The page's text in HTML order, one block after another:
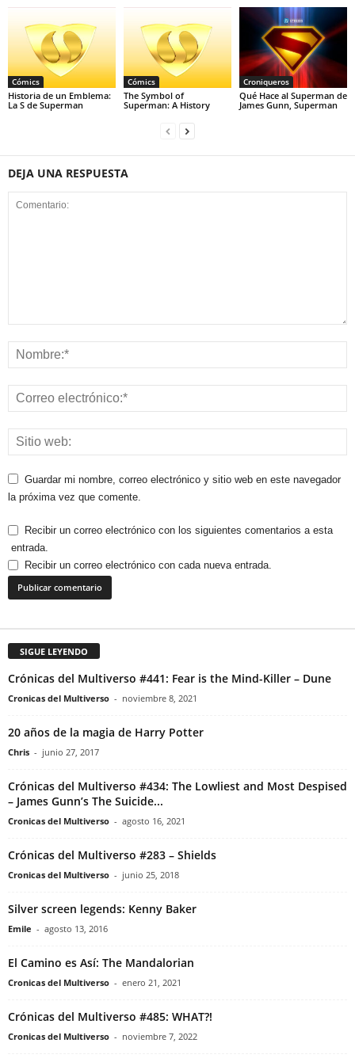
Cómics
Historia de un Emblema:
La S de Superman
Cómics
The Symbol of
Superman: A History
Croniqueros
Qué Hace al Superman de
James Gunn, Superman
DEJA UNA RESPUESTA
Guardar mi nombre, correo electrónico y sitio web en este navegador
la próxima vez que comente.
Recibir un correo electrónico con los siguientes comentarios a esta
entrada.
Recibir un correo electrónico con cada nueva entrada.
SIGUE LEYENDO
Crónicas del Multiverso #441: Fear is the Mind-Killer – Dune
Cronicas del Multiverso - noviembre 8, 2021
20 años de la magia de Harry Potter
Chris - junio 27, 2017
Crónicas del Multiverso #434: The Lowliest and Most Despised
– James Gunn’s The Suicide...
Cronicas del Multiverso - agosto 16, 2021
Crónicas del Multiverso #283 – Shields
Cronicas del Multiverso - junio 25, 2018
Silver screen legends: Kenny Baker
Emile - agosto 13, 2016
El Camino es Así: The Mandalorian
Cronicas del Multiverso - enero 21, 2021
Crónicas del Multiverso #485: WHAT?!
Cronicas del Multiverso - noviembre 7, 2022